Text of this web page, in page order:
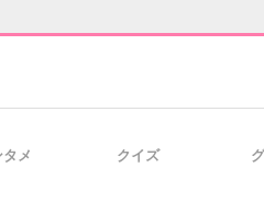
メ クイズ